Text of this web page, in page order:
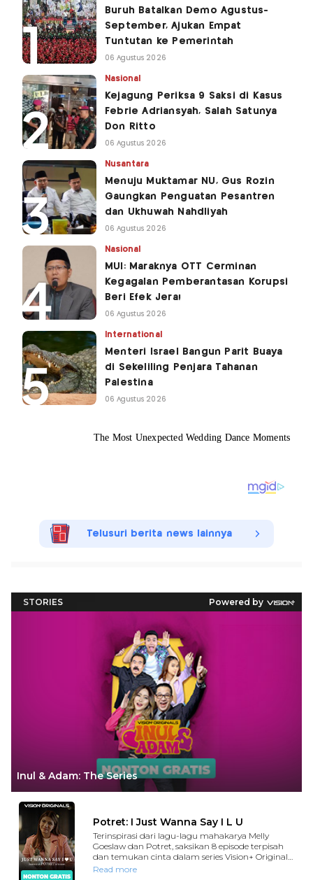
Buruh Batalkan Demo Agustus-
September, Ajukan Empat
Tuntutan ke Pemerintah
06 Agustus 2026
Nasional
Kejagung Periksa 9 Saksi di Kasus
Febrie Adriansyah, Salah Satunya
Don Ritto
06 Agustus 2026
Nusantara
Menuju Muktamar NU, Gus Rozin
Gaungkan Penguatan Pesantren
dan Ukhuwah Nahdliyah
06 Agustus 2026
Nasional
MUI: Maraknya OTT Cerminan
Kegagalan Pemberantasan Korupsi
Beri Efek Jera!
06 Agustus 2026
International
Menteri Israel Bangun Parit Buaya
di Sekeliling Penjara Tahanan
Palestina
06 Agustus 2026
Telusuri berita news lainnya